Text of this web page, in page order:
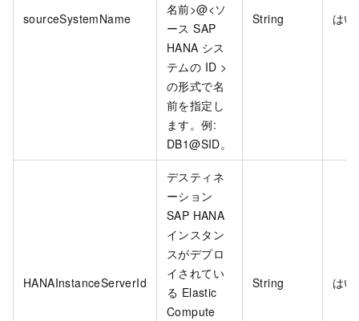
sourceSystemName
名前>@<ソ
ース SAP
HANA シス
テムの ID >
の形式で名
前を指定し
ます。例:
DB1@SID。
String はい
HANAInstanceServerId
デスティネ
ーション
SAP HANA
インスタン
スがデプロ
イされてい
る Elastic
Compute
String はい